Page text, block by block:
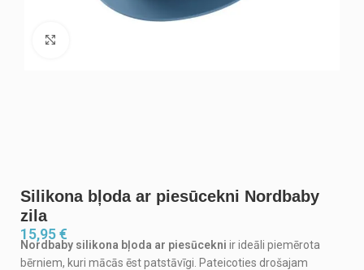
Silikona bļoda ar piesūcekni Nordbaby
zila
15,95€
Nordbaby silikona bļoda ar piesūcekni ir ideāli piemērota
bērniem, kuri mācās ēst patstāvīgi. Pateicoties drošajam